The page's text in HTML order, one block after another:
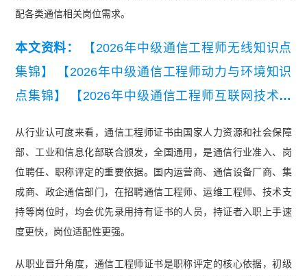
配各类通信相关岗位需求。
本文资料：
【2026年中级通信工程师无线知识点
集锦】
【2026年中级通信工程师动力与环境知识
点集锦】
【2026年中级通信工程师互联网技术知
集锦】
【2026年中级通信工程师终端与业务知识
点集锦】
从行业认可度来看，通信工程师证书由国家人力资源和社会保障
部、工业和信息化部联合颁发，全国通用，是通信行业准入、岗
位聘任、职称评定的重要依据。国内运营商、通信设备厂商、集
成商、政企通信部门，在招聘通信工程师、运维工程师、技术支
持等岗位时，均会优先录用持有证书的人员，持证者入职上手速
度更快，岗位适配性更强。
从职业晋升角度，通信工程师证书是职称评定的核心依据，初级